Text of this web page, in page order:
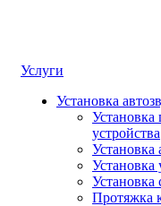
Услуги
Установка
Установка
устройства
Установка
Установка
Установка
Протяжка